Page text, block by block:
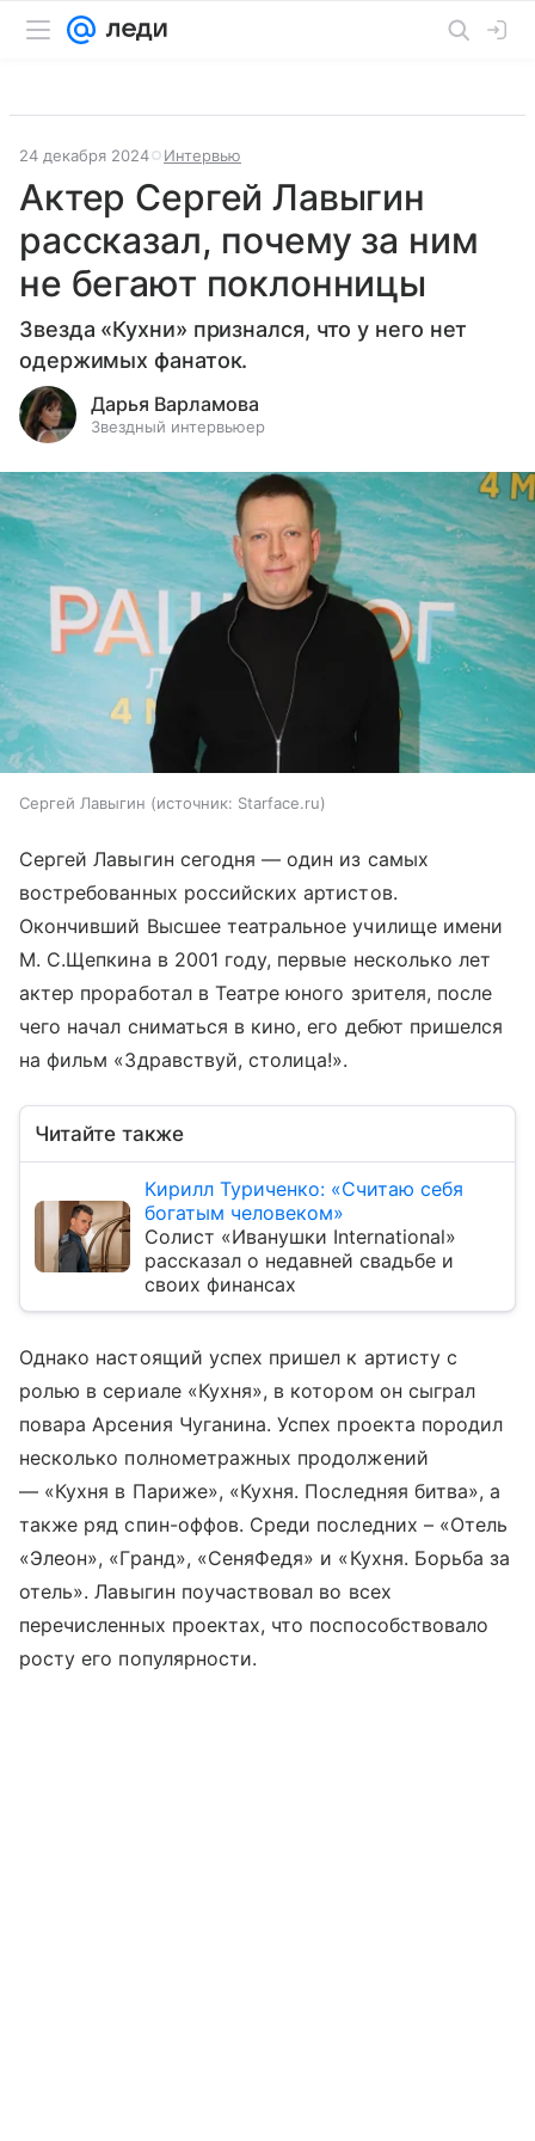
24 декабря 2024 Интервью
Актер Сергей Лавыгин
рассказал, почему за ним
не бегают поклонницы
Звезда «Кухни» признался, что у него нет
одержимых фанаток.
Дарья Варламова
Звездный интервьюер
Сергей Лавыгин источник: Starface.ru
Сергей Лавыгин сегодня — один из самых
востребованных российских артистов.
Окончивший Высшее театральное училище имени
М. С.Щепкина в 2001 году, первые несколько лет
актер проработал в Театре юного зрителя, после
чего начал сниматься в кино, его дебют пришелся
на фильм «Здравствуй, столица!».
Читайте также
Кирилл Туриченко: «Считаю себя
богатым человеком»
Солист «Иванушки International»
рассказал о недавней свадьбе и
своих финансах
Однако настоящий успех пришел к артисту с
ролью в сериале «Кухня», в котором он сыграл
повара Арсения Чуганина. Успех проекта породил
несколько полнометражных продолжений
— «Кухня в Париже», «Кухня. Последняя битва», а
также ряд спин-оффов. Среди последних – «Отель
«Элеон», «Гранд», «СеняФедя» и «Кухня. Борьба за
отель». Лавыгин поучаствовал во всех
перечисленных проектах, что поспособствовало
росту его популярности.